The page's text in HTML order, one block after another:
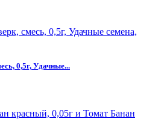
0,5г, Удачные...